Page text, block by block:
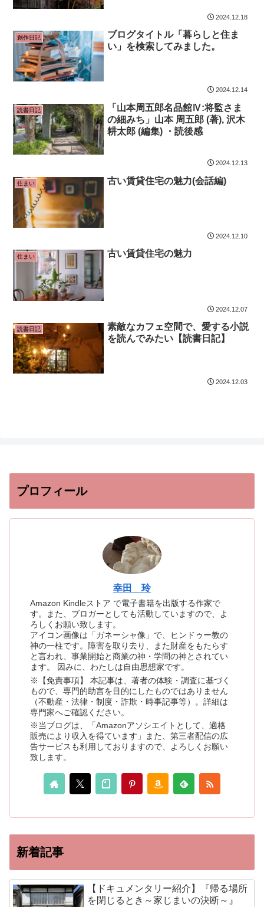
2024.12.18
創作日記
ブログタイトル「暮らしと住ま
い」を検索してみました。
2024.12.14
読書日記
「山本周五郎名品館Ⅳ:将監さま
の細みち」山本 周五郎 (著), 沢木
耕太郎 (編集) ・読後感
2024.12.13
住まい 古い賃貸住宅の魅力(会話編)
2024.12.10
住まい 古い賃貸住宅の魅力
2024.12.07
読書日記
素敵なカフェ空間で、愛する小説
を読んでみたい【読書日記】
2024.12.03
プロフィール
幸田 玲
Amazon Kindleストア で電子書籍を出版する作家で
す。また、ブロガーとしても活動していますので、よ
ろしくお願い致します。
アイコン画像は「ガネーシャ像」で、ヒンドゥー教の
神の一柱です。障害を取り去り、また財産をもたらす
と言われ、事業開始と商業の神・学問の神とされてい
ます。 因みに、わたしは自由思想家です。
※【免責事項】 本記事は、著者の体験・調査に基づく
もので、専門的助言を目的にしたものではありません
（不動産・法律・制度・詐欺・時事記事等）。詳細は
専門家へご確認ください。
※当ブログは、「Amazonアソシエイトとして、適格
販売により収入を得ています」また、第三者配信の広
告サービスも利用しておりますので、よろしくお願い
致します。
新着記事
【ドキュメンタリー紹介】『帰る場所
を閉じるとき～家じまいの決断～』